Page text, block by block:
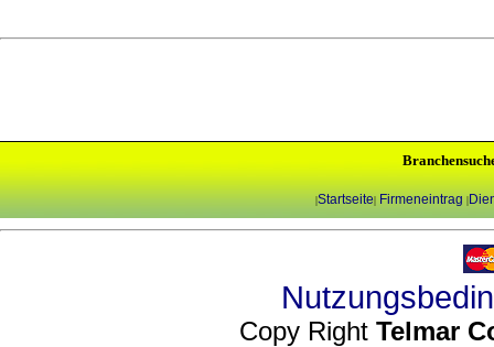
|Startseite| Firmeneintrag |
Copy Right Telmar